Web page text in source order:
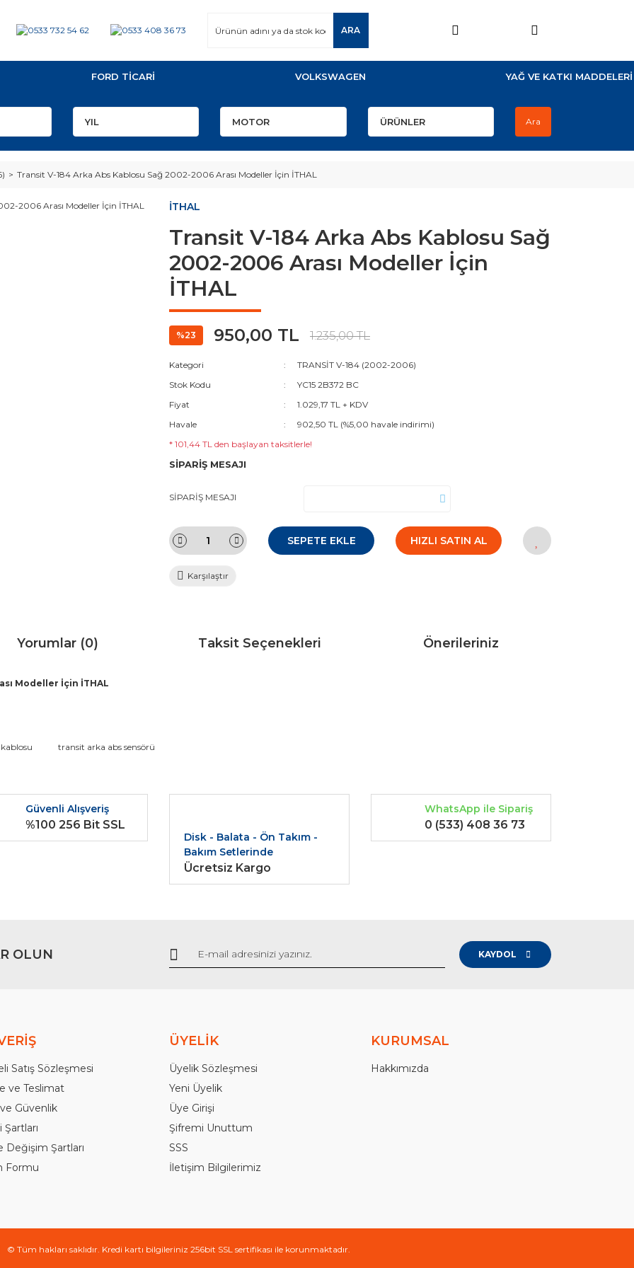
ARA
FORD TİCARİ VOLKSWAGEN YAĞ VE KATKI MADDELERİ
Ara
Transit V-184 Arka Abs Kablosu Sağ 2002-2006 Arası Modeller İçin İTHAL
İTHAL
Transit V-184 Arka Abs Kablosu Sağ
2002-2006 Arası Modeller İçin
İTHAL
%23 950,00 TL 1.235,00 TL
Kategori
TRANSİT V-184 (2002-2006)
Stok Kodu
YC15 2B372 BC
Fiyat
1.029,17 TL + KDV
Havale
902,50 TL (%5,00 havale indirimi)
* 101,44 TL den başlayan taksitlerle!
SİPARİŞ MESAJI
SİPARİŞ MESAJI
SEPETE EKLE HIZLI SATIN AL
Karşılaştır
Yorumlar (0) Taksit Seçenekleri Önerileriniz
Modeller İçin İTHAL
diğer konularda yetersiz gördüğünüz noktaları öneri formunu kullanarak tarafımıza iletebilirsiniz.
Gönder
transit arka abs sensörü
Güvenli Alışveriş
%100 256 Bit SSL
Disk - Balata - Ön Takım -
Bakım Setlerinde
Ücretsiz Kargo
WhatsApp ile Sipariş
0 (533) 408 36 73
OLUN KAYDOL
Satış Sözleşmesi
ve Teslimat
Güvenlik
Şartları
Değişim Şartları
Formu
ÜYELİK
Üyelik Sözleşmesi
Yeni Üyelik
Üye Girişi
Şifremi Unuttum
SSS
İletişim Bilgilerimiz
KURUMSAL
Hakkımızda
© Tüm hakları saklıdır. Kredi kartı bilgileriniz 256bit SSL sertifikası ile korunmaktadır.